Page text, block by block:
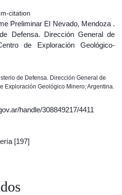
citation
Preliminar El Nevado, Mendoza .
Defensa. Dirección General de
de Exploración Geológico-
de Defensa. Dirección General de
Exploración Geológico Minero; Argentina.
handle/308849217/4411
[197]